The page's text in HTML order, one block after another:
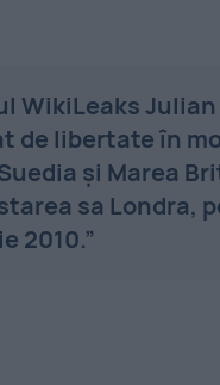
WikiLeaks
de libertate în
și Marea
sa Londra,
2010.”